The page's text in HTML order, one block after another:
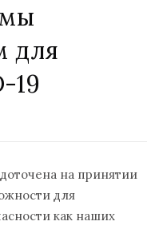
для
19
на принятии
для
как наших